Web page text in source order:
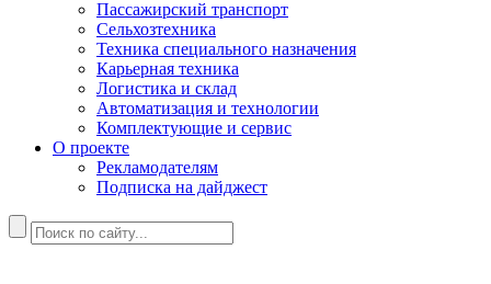
Пассажирский транспорт
Сельхозтехника
Техника специального назначения
Карьерная техника
Логистика и склад
Автоматизация и технологии
Комплектующие и сервис
О проекте
Рекламодателям
Подписка на дайджест